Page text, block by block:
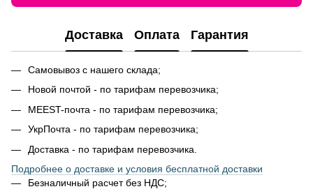
Доставка Оплата Гарантия
Самовывоз с нашего склада;
Новой почтой - по тарифам перевозчика;
MEEST-почта - по тарифам перевозчика;
УкрПочта - по тарифам перевозчика;
Доставка - по тарифам перевозчика.
Подробнее о доставке и условия бесплатной доставки
Безналичный расчет без НДС;